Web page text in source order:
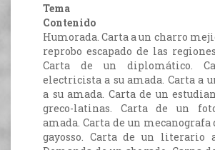
Tema
Contenido
Humorada. Carta a un charro
reprobo escapado de las
Carta de un diplomático.
electricista a su amada. Carta a
a su amada. Carta de un
greco-latinas. Carta de un
amada. Carta de un mecanografa
gayosso. Carta de un literario